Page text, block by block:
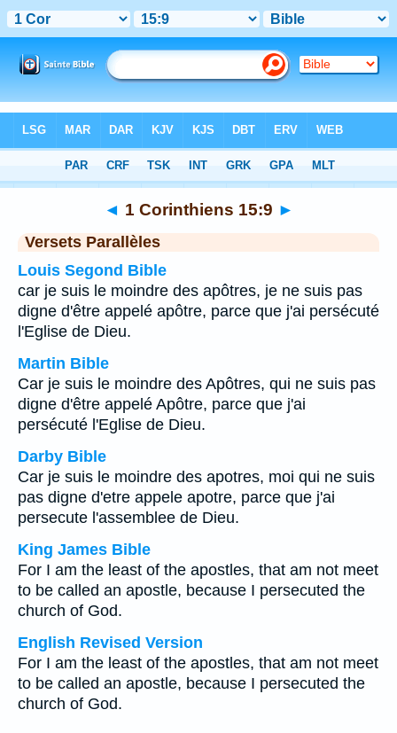
> Chapitre 15 > Verset 9
◄ 1 Corinthiens 15:9 ►
Versets Parallèles
Louis Segond Bible
car je suis le moindre des apôtres, je ne suis pas
digne d'être appelé apôtre, parce que j'ai persécuté
l'Eglise de Dieu.
Martin Bible
Car je suis le moindre des Apôtres, qui ne suis pas
digne d'être appelé Apôtre, parce que j'ai
persécuté l'Eglise de Dieu.
Darby Bible
Car je suis le moindre des apotres, moi qui ne suis
pas digne d'etre appele apotre, parce que j'ai
persecute l'assemblee de Dieu.
King James Bible
For I am the least of the apostles, that am not meet
to be called an apostle, because I persecuted the
church of God.
English Revised Version
For I am the least of the apostles, that am not meet
to be called an apostle, because I persecuted the
church of God.